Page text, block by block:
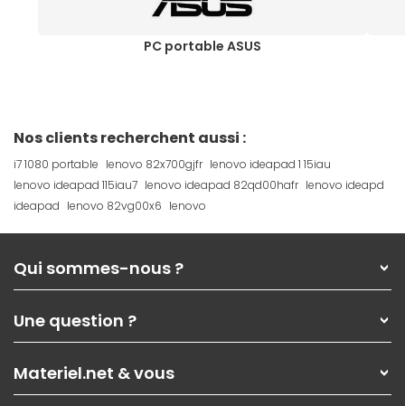
PC portable ASUS
Nos clients recherchent aussi :
i7 1080 portable lenovo 82x700gjfr lenovo ideapad 1 15iau
lenovo ideapad 115iau7 lenovo ideapad 82qd00hafr lenovo ideapd
ideapad lenovo 82vg00x6 lenovo
Qui sommes-nous ?
Nos services
Les magasins Materiel.net
Nos solutions pour les pros
Contactez-nous
Une question ?
Paiement, livraison
Garanties,Pack Zen
Materiel.net & vous